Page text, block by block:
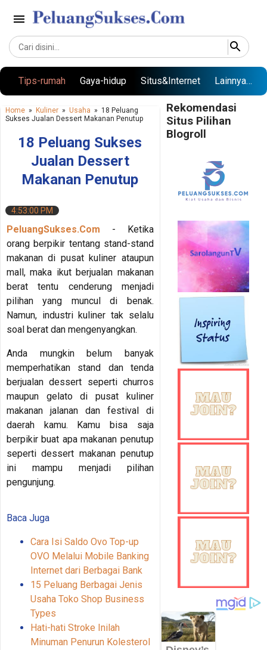
Langsung ke konten utama
Tips-rumah Gaya-hidup Situs&Internet Lainnya…
Home » Kuliner » Usaha » 18 Peluang
Sukses Jualan Dessert Makanan Penutup
18 Peluang Sukses
Jualan Dessert
Makanan Penutup
4:53:00 PM
PeluangSukses.Com - Ketika
orang berpikir tentang stand-stand
makanan di pusat kuliner ataupun
mall, maka ikut berjualan makanan
berat tentu cenderung menjadi
pilihan yang muncul di benak.
Namun, industri kuliner tak selalu
soal berat dan mengenyangkan.
Anda mungkin belum banyak
memperhatikan stand dan tenda
berjualan dessert seperti churros
maupun gelato di pusat kuliner
makanan jalanan dan festival di
daerah kamu. Kamu bisa saja
berpikir buat apa makanan penutup
seperti dessert makanan penutup
ini mampu menjadi pilihan
pengunjung.
Baca Juga
Cara Isi Saldo Ovo Top-up
OVO Melalui Mobile Banking
Internet dari Berbagai Bank
15 Peluang Berbagai Jenis
Usaha Toko Shop Business
Types
Hati-hati Stroke Inilah
Minuman Penurun Kolesterol
Rekomendasi
Situs Pilihan
Blogroll